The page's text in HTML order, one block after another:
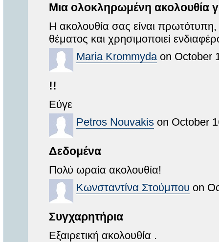
Μια ολοκληρωμένη ακολουθία
Η ακολουθία σας είναι
θέματος και χρησιμοποιεί
Maria Krommyda on October
!!
Εύγε
Petros Nouvakis on October
Δεδομένα
Πολύ ωραία ακολουθία!
Κωνσταντίνα Στούμπου on
Συγχαρητήρια
Εξαιρετική ακολουθία .